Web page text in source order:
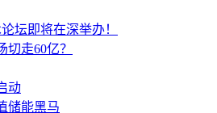
坛即将在深举办！
走60亿？
动
储能黑马